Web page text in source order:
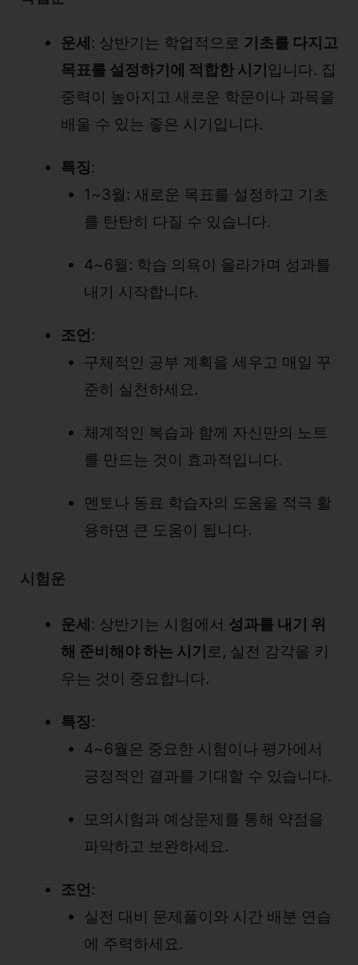
운세: 상반기는 학업적으로 기초를 다지고
목표를 설정하기에 적합한 시기입니다. 집
중력이 높아지고 새로운 학문이나 과목을
배울 수 있는 좋은 시기입니다.
특징:
1~3월: 새로운 목표를 설정하고 기초
를 탄탄히 다질 수 있습니다.
4~6월: 학습 의욕이 올라가며 성과를
내기 시작합니다.
조언:
구체적인 공부 계획을 세우고 매일 꾸
준히 실천하세요.
체계적인 복습과 함께 자신만의 노트
를 만드는 것이 효과적입니다.
멘토나 동료 학습자의 도움을 적극 활
용하면 큰 도움이 됩니다.
시험운
운세 : 상반기는 시험에서 성과를 내기 위
해 준비해야 하는 시기 로, 실전 감각을 키
우는 것이 중요합니다.
특징:
4~6월은 중요한 시험이나 평가에서
긍정적인 결과를 기대할 수 있습니다.
모의시험과 예상문제를 통해 약점을
파악하고 보완하세요.
조언:
실전 대비 문제풀이와 시간 배분 연습
에 주력하세요.